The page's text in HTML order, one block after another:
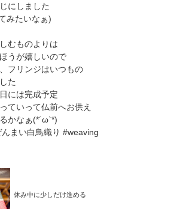
にしました
みたいなぁ)
むものよりは
うが嬉しいので
フリンジはいつもの
た
には完成予定
ていって仏前へお供え
かなぁ(*´ω`*)
まい白鳥織り #weaving
休み中に少しだけ進める